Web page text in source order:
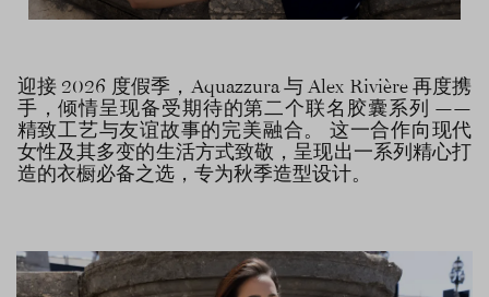
迎接 2026 度假季，Aquazzura 与 Alex Rivière 再度携
手，倾情呈现备受期待的第二个联名胶囊系列 ——
精致工艺与友谊故事的完美融合。 这一合作向现代
女性及其多变的生活方式致敬，呈现出一系列精心打
造的衣橱必备之选，专为秋季造型设计。